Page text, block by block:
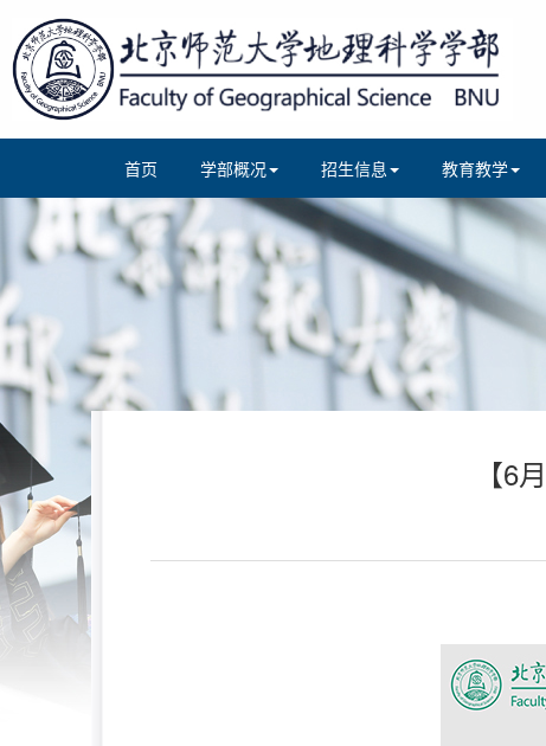
首页 学部概况 招生信息 教育教学
【6